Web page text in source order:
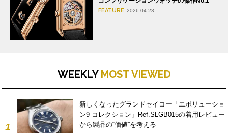
FEATURE 2026.04.23
WEEKLY MOST VIEWED
1
新しくなったグランドセイコー「エボリューショ
ン9 コレクション」Ref.SLGB015の着用レビュー
から製品の“価値”を考える